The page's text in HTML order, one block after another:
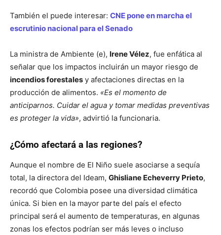
También el puede interesar: CNE pone en marcha el
escrutinio nacional para el Senado
La ministra de Ambiente (e), Irene Vélez, fue enfática al
señalar que los impactos incluirán un mayor riesgo de
incendios forestales y afectaciones directas en la
producción de alimentos. «Es el momento de
anticiparnos. Cuidar el agua y tomar medidas preventivas
es proteger la vida», advirtió la funcionaria.
¿Cómo afectará a las regiones?
Aunque el nombre de El Niño suele asociarse a sequía
total, la directora del Ideam, Ghisliane Echeverry Prieto,
recordó que Colombia posee una diversidad climática
única. Si bien en la mayor parte del país el efecto
principal será el aumento de temperaturas, en algunas
zonas los efectos podrían ser más leves o incluso